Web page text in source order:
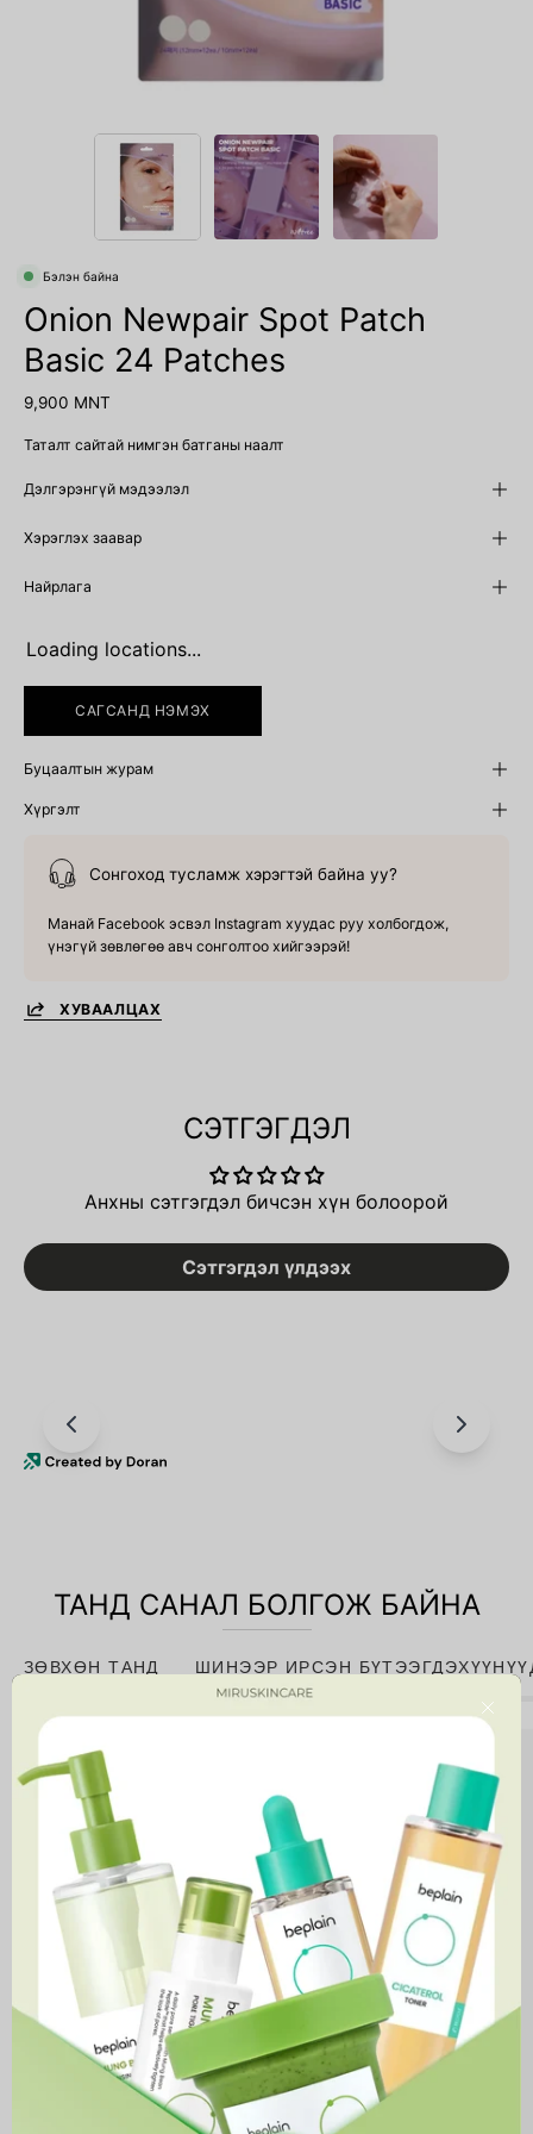
Close
Бэлэн байна
Onion Newpair Spot Patch
Basic 24 Patches
9,900 MNT
Таталт сайтай нимгэн батганы наалт
Дэлгэрэнгүй мэдээлэл
Хэрэглэх заавар
Найрлага
Loading locations...
САГСАНД НЭМЭХ
Буцаалтын журам
Хүргэлт
Сонгоход тусламж хэрэгтэй байна уу?
Манай Facebook эсвэл Instagram хуудас руу холбогдож,
үнэгүй зөвлөгөө авч сонголтоо хийгээрэй!
ХУВААЛЦАХ
СЭТГЭГДЭЛ
Анхны сэтгэгдэл бичсэн хүн болоорой
Сэтгэгдэл үлдээх
ТАНД САНАЛ БОЛГОЖ БАЙНА
ЗӨВХӨН ТАНД ШИНЭЭР ИРСЭН
+
Zinc
1%